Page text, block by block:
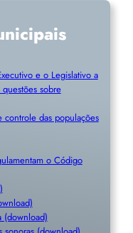
e o Legislativo a
sobre
das populações
o Código
(download)